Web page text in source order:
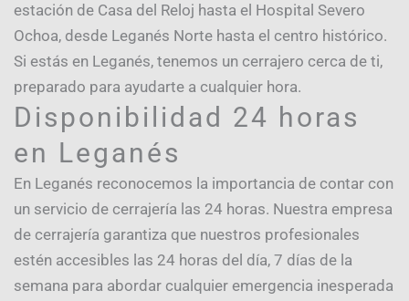
estación de Casa del Reloj hasta el Hospital Severo
Ochoa, desde Leganés Norte hasta el centro histórico.
Si estás en Leganés, tenemos un cerrajero cerca de ti,
preparado para ayudarte a cualquier hora.
Disponibilidad 24 horas
en Leganés
En Leganés reconocemos la importancia de contar con
un servicio de cerrajería las 24 horas. Nuestra empresa
de cerrajería garantiza que nuestros profesionales
estén accesibles las 24 horas del día, 7 días de la
semana para abordar cualquier emergencia inesperada